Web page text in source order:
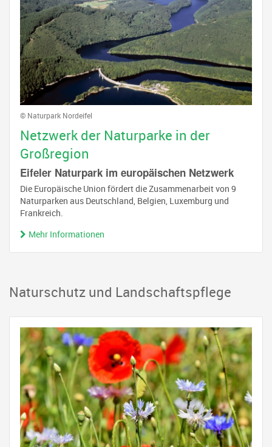
© Naturpark Nordeifel
Netzwerk der Naturparke in der
Großregion
Eifeler Naturpark im europäischen Netzwerk
Die Europäische Union fördert die Zusammenarbeit von 9
Naturparken aus Deutschland, Belgien, Luxemburg und
Frankreich.
Mehr Informationen
Naturschutz und Landschaftspflege